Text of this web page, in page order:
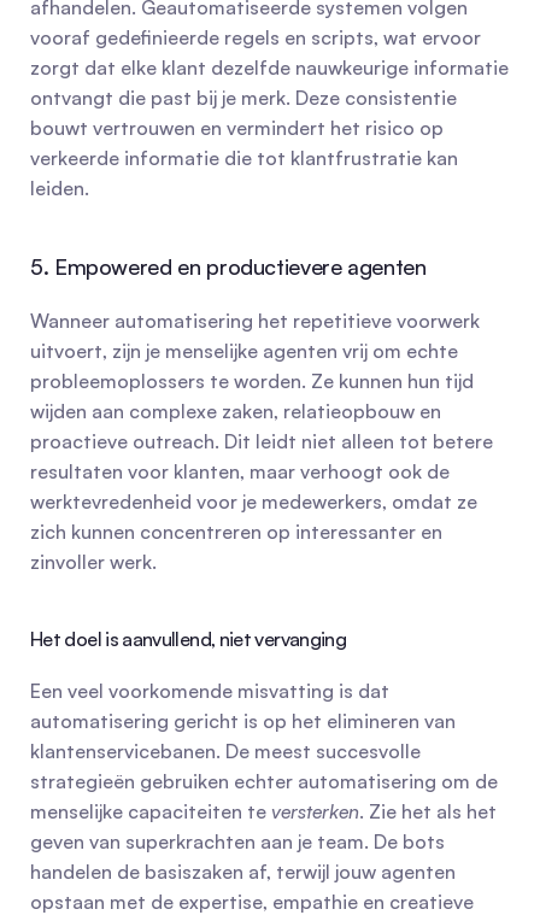
afhandelen. Geautomatiseerde systemen volgen
vooraf gedefinieerde regels en scripts, wat ervoor
zorgt dat elke klant dezelfde nauwkeurige informatie
ontvangt die past bij je merk. Deze consistentie
bouwt vertrouwen en vermindert het risico op
verkeerde informatie die tot klantfrustratie kan
leiden.
5. Empowered en productievere agenten
Wanneer automatisering het repetitieve voorwerk
uitvoert, zijn je menselijke agenten vrij om echte
probleemoplossers te worden. Ze kunnen hun tijd
wijden aan complexe zaken, relatieopbouw en
proactieve outreach. Dit leidt niet alleen tot betere
resultaten voor klanten, maar verhoogt ook de
werktevredenheid voor je medewerkers, omdat ze
zich kunnen concentreren op interessanter en
zinvoller werk.
Het doel is aanvullend, niet vervanging
Een veel voorkomende misvatting is dat
automatisering gericht is op het elimineren van
klantenservicebanen. De meest succesvolle
strategieën gebruiken echter automatisering om de
menselijke capaciteiten te versterken. Zie het als het
geven van superkrachten aan je team. De bots
handelen de basiszaken af, terwijl jouw agenten
opstaan met de expertise, empathie en creatieve